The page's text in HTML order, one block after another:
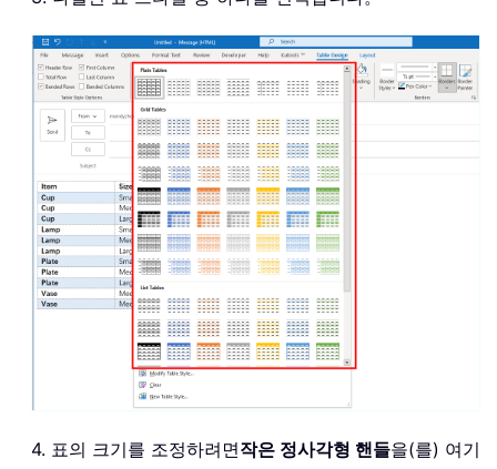
4. 표의 크기를 조정하려면작은 정사각형 핸들을(를) 여기